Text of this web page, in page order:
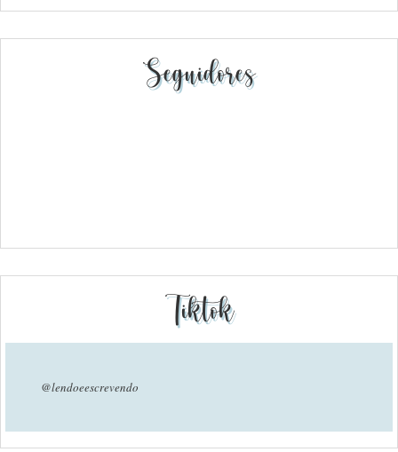
Seguidores
Tiktok
@lendoeescrevendo